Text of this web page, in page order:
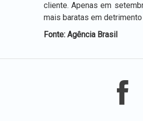
cliente. Apenas em
mais baratas em
Fonte: Agência Brasil